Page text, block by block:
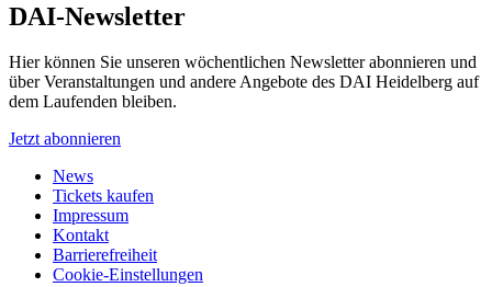
DAI-Newsletter
Hier können Sie unseren wöchentlichen Newsletter abonnieren und
über Veranstaltungen und andere Angebote des DAI Heidelberg auf
dem Laufenden bleiben.
Jetzt abonnieren
News
Tickets kaufen
Impressum
Kontakt
Barrierefreiheit
Cookie-Einstellungen